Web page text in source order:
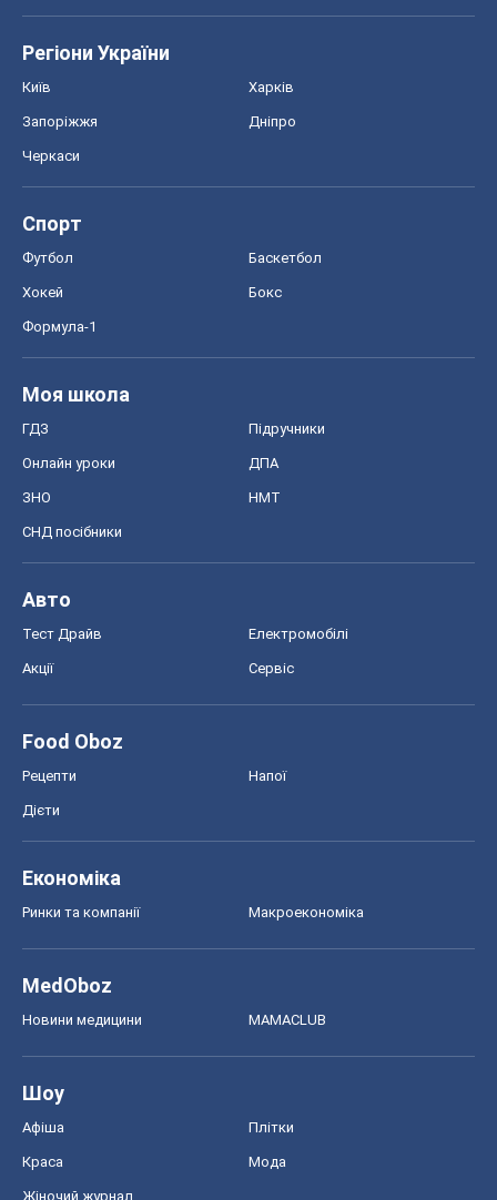
Регіони України
Київ Харків
Запоріжжя Дніпро
Черкаси
Спорт
Футбол Баскетбол
Хокей Бокс
Формула-1
Моя школа
ГДЗ Підручники
Онлайн уроки ДПА
ЗНО НМТ
СНД посібники
Авто
Тест Драйв Електромобілі
Акції Сервіс
Food Oboz
Рецепти Напої
Дієти
Економіка
Ринки та компанії Макроекономіка
MedOboz
Новини медицини MAMACLUB
Шоу
Афіша Плітки
Краса Мода
Жіночий журнал